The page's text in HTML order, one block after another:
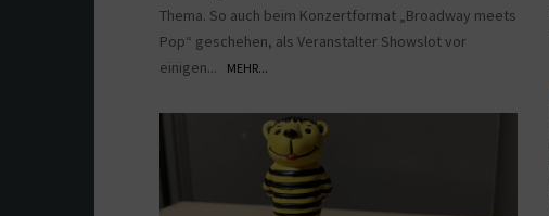
Thema. So auch beim Konzertformat „Broadway meets
Pop“ geschehen, als Veranstalter Showslot vor
einigen...
MEHR...